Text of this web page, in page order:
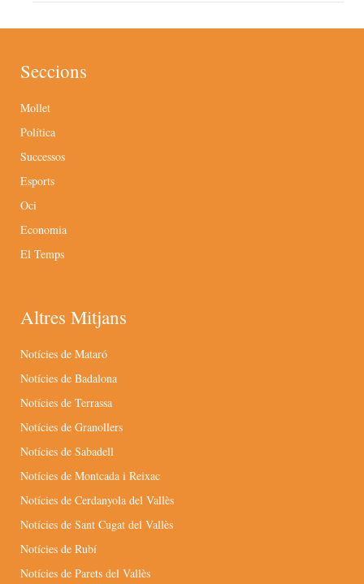
Seccions
Mollet
Política
Successos
Esports
Oci
Economia
El Temps
Altres Mitjans
Notícies de Mataró
Notícies de Badalona
Notícies de Terrassa
Notícies de Granollers
Notícies de Sabadell
Notícies de Montcada i Reixac
Notícies de Cerdanyola del Vallès
Notícies de Sant Cugat del Vallès
Notícies de Rubí
Notícies de Parets del Vallès